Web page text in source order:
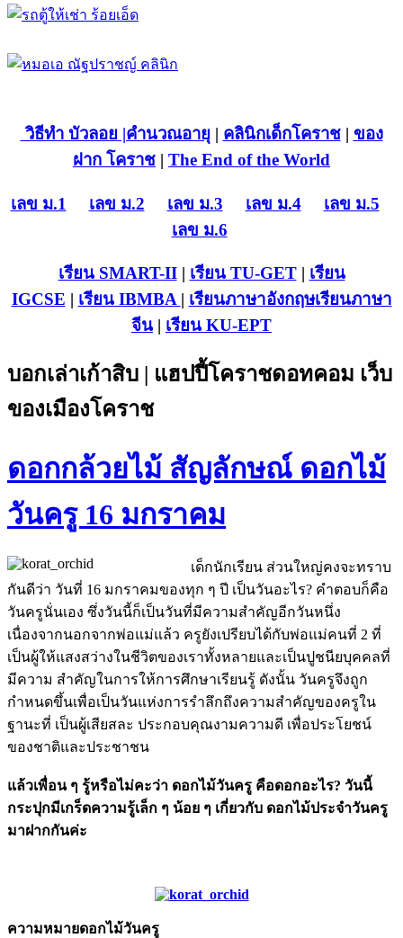
วิธีทำ บัวลอย |คำนวณอายุ | คลินิกเด็กโคราช| ของ
ฝาก โคราช | The End of the World
เลข ม.1 เลข ม.2 เลข ม.3 เลข ม.4
เลข ม.5
เลข ม.6
เรียน SMART-II| เรียน TU-GET| เรียน
IGCSE | เรียน IBMBA | เรียนภาษาอังกฤษเรียนภาษา
จีน | เรียน KU-EPT
บอกเล่าเก้าสิบ | แฮปปี้โคราชดอทคอม เว็บ
ของเมืองโคราช
ดอกกล้วยไม้ สัญลักษณ์ ดอกไม้
วันครู 16 มกราคม
เด็กนักเรียน ส่วนใหญ่คงจะทราบ
กันดีว่า วันที่ 16 มกราคมของทุก ๆ ปี เป็นวันอะไร? คำตอบก็คือ
วันครูนั่นเอง ซึ่งวันนี้ก็เป็นวันที่มีความสำคัญอีกวันหนึ่ง
เนื่องจากนอกจากพ่อแม่แล้ว ครูยังเปรียบได้กับพ่อแม่คนที่ 2 ที่
เป็นผู้ให้แสงสว่างในชีวิตของเราทั้งหลายและเป็นปูชนียบุคคลที่
มีความ สำคัญในการให้การศึกษาเรียนรู้ ดังนั้น วันครูจึงถูก
กำหนดขึ้นเพื่อเป็นวันแห่งการรำลึกถึงความสำคัญของครูใน
ฐานะที่ เป็นผู้เสียสละ ประกอบคุณงามความดี เพื่อประโยชน์
ของชาติและประชาชน
แล้วเพื่อน ๆ รู้หรือไม่คะว่า ดอกไม้วันครู คือดอกอะไร? วันนี้
กระปุกมีเกร็ดความรู้เล็ก ๆ น้อย ๆ เกี่ยวกับ ดอกไม้ประจำวันครู
มาฝากกันค่ะ
ความหมายดอกไม้วันครู